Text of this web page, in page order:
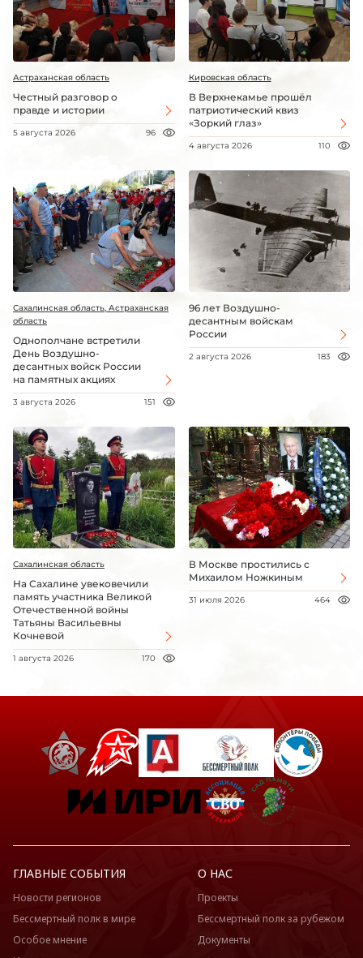
Астраханская область
Честный разговор о
правде и истории
5 августа 2026 96
Кировская область
В Верхнекамье прошёл
патриотический квиз
«Зоркий глаз»
4 августа 2026 110
Сахалинская область, Астраханская
область
Однополчане встретили
День Воздушно-
десантных войск России
на памятных акциях
3 августа 2026 151
96 лет Воздушно-
десантным войскам
России
2 августа 2026 183
Сахалинская область
На Сахалине увековечили
память участника Великой
Отечественной войны
Татьяны Васильевны
Кочневой
1 августа 2026 170
В Москве простились с
Михаилом Ножкиным
31 июля 2026 464
ГЛАВНЫЕ СОБЫТИЯ
Новости регионов
Бессмертный полк в мире
Особое мнение
О НАС
Проекты
Бессмертный полк за рубежом
Документы